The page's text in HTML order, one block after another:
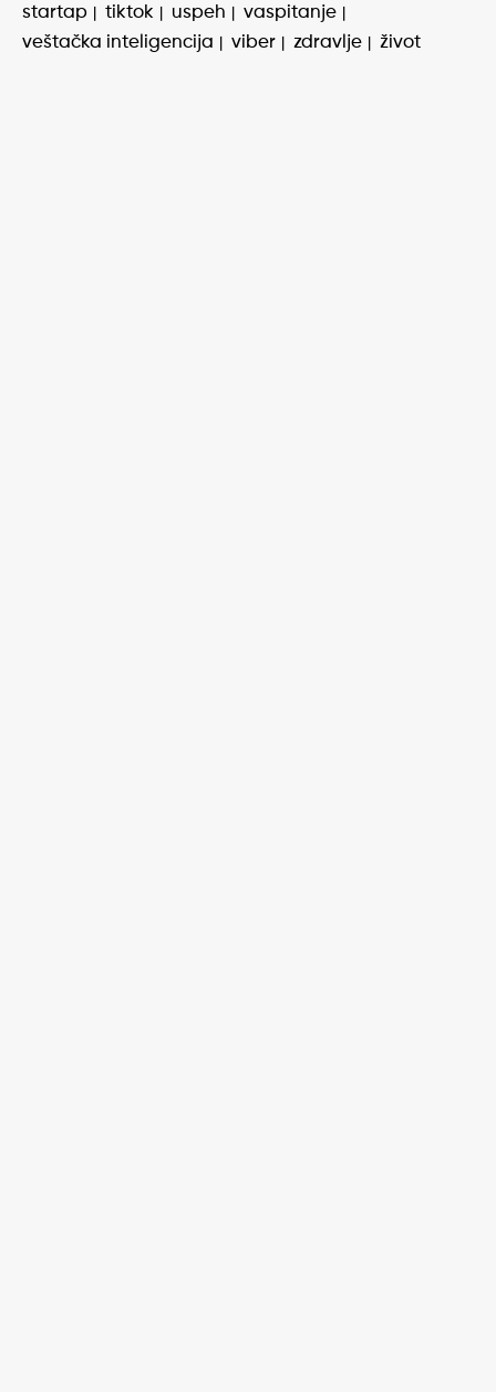
startap
tiktok uspeh
vaspitanje
veštačka inteligencija
viber zdravlje život